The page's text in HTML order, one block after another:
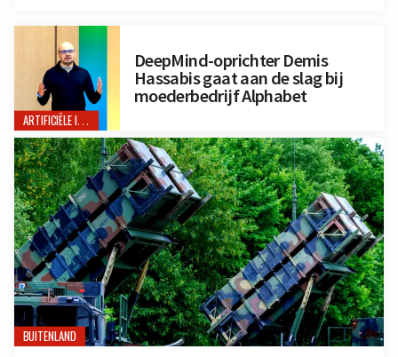
ARTIFICIËLE INTELLIGENTIE
DeepMind-oprichter Demis
Hassabis gaat aan de slag bij
moederbedrijf Alphabet
BUITENLAND